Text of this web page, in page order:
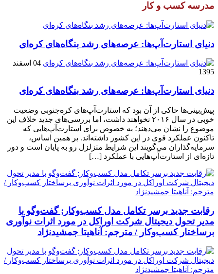
مدرسه کسب و کار
دنیای استارت‌آپ‌ها: عرصه‌های رشد بنگاه‌های کره‌ای‌
04 اسفند
1395
دنیای استارت‌آپ‌ها: عرصه‌های رشد بنگاه‌های کره‌ای‌
پیش‌بینی‌ها حاکی از آن بود که استارت‌آپ‌های کره‌جنوبی وضعیت
خوبی در سال ۲۰۱۶ نخواهند داشت، اما بررسی‌های جدید خلاف این
موضوع را نشان می‌دهند؛ به خصوص برای استارت‌آپ‌هایی که
تاکنون عملکرد قوی در این کشور داشته‌اند. بر همین اساس،
سرمایه‌گذاران می‌گویند این شرایط متزلزل رو به پایان است و دور
تازه‌ای از استارت‌آپ‌هایی با عملکرد […]
رقابت جدید برسر تکامل مدل کسب‌و‌کار; گفت‌وگو با
مدیر تحول دیجیتال شرکت اوراکل در مورد اثرات نوآوری
برساختار کسب‌وکار / مترجم: آناهیتا جمشیدنژاد